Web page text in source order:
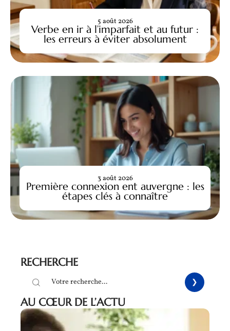
Verbe en ir à l’imparfait et au futur :
les erreurs à éviter absolument
5 août 2026
Première connexion ent auvergne : les
étapes clés à connaître
3 août 2026
RECHERCHE
AU CŒUR DE L’ACTU